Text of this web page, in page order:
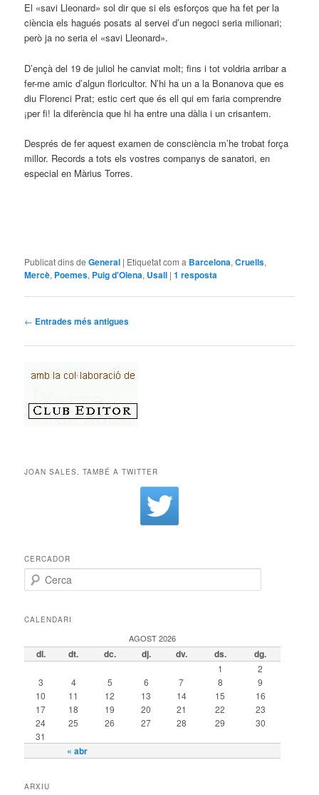
El «savi Lleonard» sol dir que si els esforços que ha fet per la
ciència els hagués posats al servei d’un negoci seria milionari;
però ja no seria el «savi Lleonard».
D’ençà del 19 de juliol he canviat molt; fins i tot voldria arribar a
fer-me amic d’algun floricultor. N’hi ha un a la Bonanova que es
diu Florenci Prat; estic cert que és ell qui em faria comprendre
¡per fi! la diferència que hi ha entre una dàlia i un crisantem.
Després de fer aquest examen de consciència m’he trobat força
millor. Records a tots els vostres companys de sanatori, en
especial en Màrius Torres.
Publicat dins de General | Etiquetat com a Barcelona,Cruells,
Mercè, Poemes, Puig d'Olena, Usall |1 resposta
Navegació per les entrades
← Entrades més antigues
JOAN SALES, TAMBÉ A TWITTER
CERCADOR
Cerca
CALENDARI
AGOST 2026
dl. dt. dc. dj. dv. ds. dg.
« abr
1
2
3
4 5 6 7 8
9
10
11 12 13 14 15
16
17
18 19 20 21 22
23
24
25 26 27 28 29
30
31
ARXIU